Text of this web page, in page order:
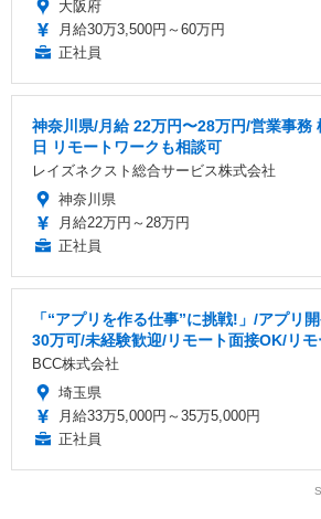
大阪府
月給30万3,500円～60万円
正社員
神奈川県/月給 22万円〜28万円/営業事務
日 リモートワークも相談可
レイズネクスト総合サービス株式会社
神奈川県
月給22万円～28万円
正社員
「“アプリを作る仕事”に挑戦!」/アプリ
30万可/未経験歓迎/リモート面接OK/リ
BCC株式会社
埼玉県
月給33万5,000円～35万5,000円
正社員